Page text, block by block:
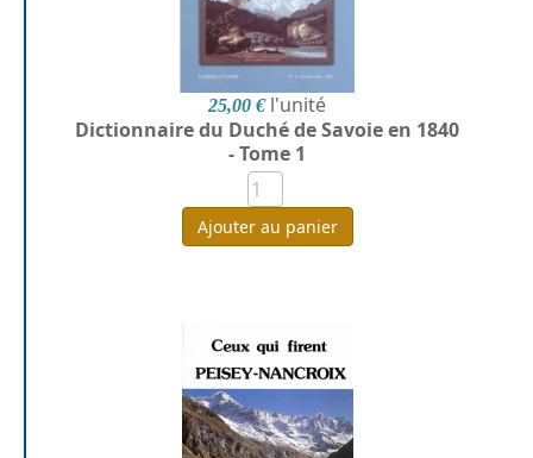
25,00 € l'unité
Dictionnaire du Duché de Savoie en 1840
- Tome 1
Ajouter au panier